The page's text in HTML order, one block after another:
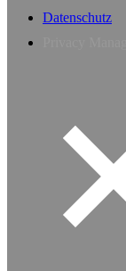
Datenschutz